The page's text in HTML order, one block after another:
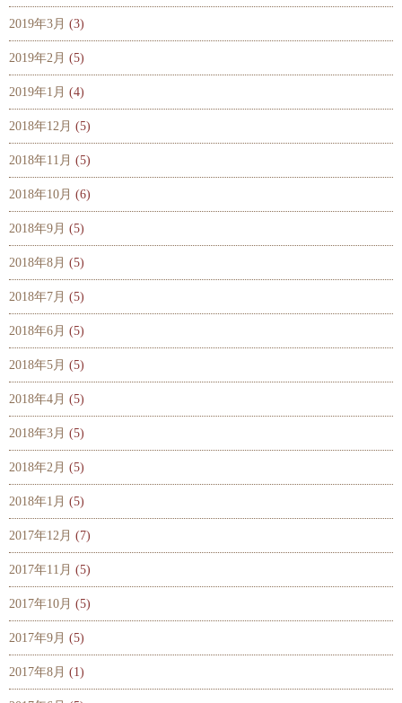
2019年3月 (3)
2019年2月 (5)
2019年1月 (4)
2018年12月 (5)
2018年11月 (5)
2018年10月 (6)
2018年9月 (5)
2018年8月 (5)
2018年7月 (5)
2018年6月 (5)
2018年5月 (5)
2018年4月 (5)
2018年3月 (5)
2018年2月 (5)
2018年1月 (5)
2017年12月 (7)
2017年11月 (5)
2017年10月 (5)
2017年9月 (5)
2017年8月 (1)